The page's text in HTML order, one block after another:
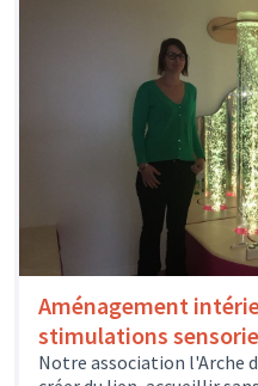
Aménagement
stimulations
Notre association l'Arche